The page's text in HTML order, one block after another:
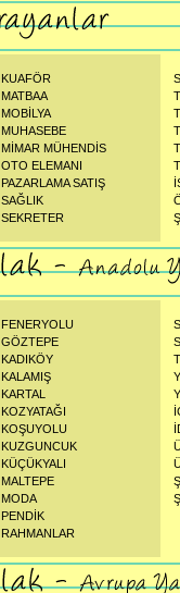
KUAFÖR
MATBAA
MOBİLYA
MUHASEBE
MİMAR MÜHENDİS
OTO ELEMANI
PAZARLAMA SATIŞ
SAĞLIK
SEKRETER
FENERYOLU
GÖZTEPE
KADIKÖY
KALAMIŞ
KARTAL
KOZYATAĞI
KOŞUYOLU
KUZGUNCUK
KÜÇÜKYALI
MALTEPE
MODA
PENDİK
RAHMANLAR